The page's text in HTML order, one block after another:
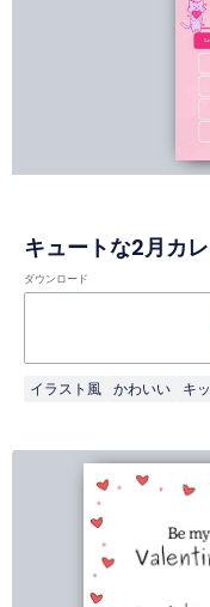
キュートな2月カ
ダウンロード
イラスト風 かわいい キ